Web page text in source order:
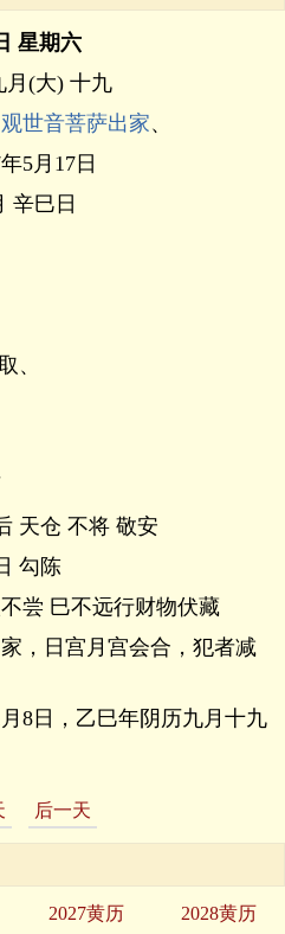
星期六
月(大) 十九
观世音菩萨出家、
5月17日
辛巳日
、
天仓 不将 敬安
勾陈
尝 巳不远行财物伏藏
，日宫月宫会合，犯者减
月8日，乙巳年阴历九月十九
后一天
2027黄历
2028黄历